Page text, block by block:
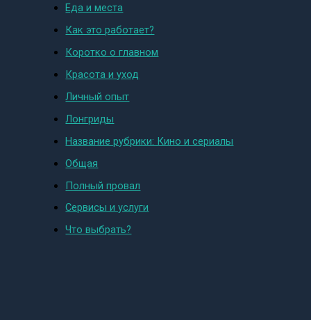
Еда и места
Как это работает?
Коротко о главном
Красота и уход
Личный опыт
Лонгриды
Название рубрики: Кино и сериалы
Общая
Полный провал
Сервисы и услуги
Что выбрать?